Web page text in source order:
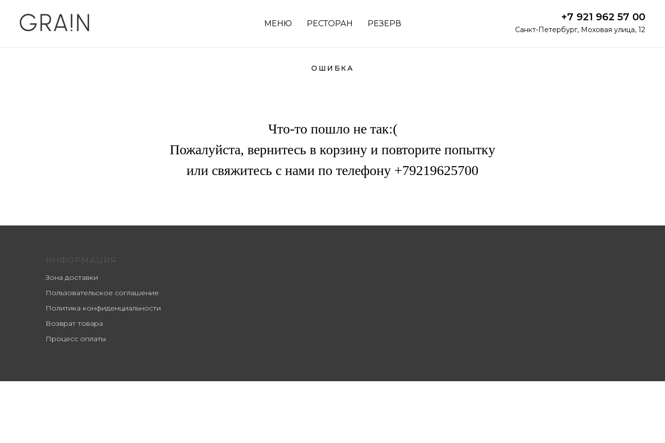
МЕНЮ РЕСТОРАН РЕЗЕРВ
+7 921 962 57 00
Санкт-Петербург, Моховая улица, 12
ОШИБКА
Что-то пошло не так:(
Пожалуйста, вернитесь в корзину и повторите попытку
или свяжитесь с нами по телефону +79219625700
ИНФОРМАЦИЯ
Зона доставки
Пользовательское соглашение
Политика конфиденциальности
Возврат товара
Процесс оплаты